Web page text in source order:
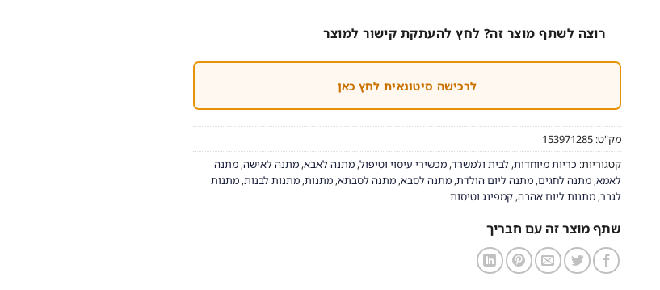
רוצה לשתף מוצר זה? לחץ להעתקת קישור למוצר
לרכישה סיטונאית לחץ כאן
מק"ט: 153971285
קטגוריות: כריות מיוחדות, לבית ולמשרד, מכשירי עיסוי וטיפול, מתנה לאבא, מתנה לאישה, מתנה
לאמא, מתנה לחגים, מתנה ליום הולדת, מתנה לסבא, מתנה לסבתא, מתנות, מתנות לבנות, מתנות
לגבר, מתנות ליום אהבה, קמפינג וטיסות
שתף מוצר זה עם חבריך